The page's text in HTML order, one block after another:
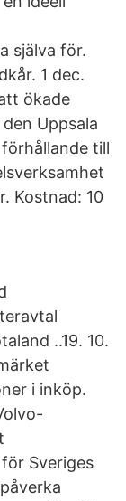
själva för.
1 dec.
ökade
Uppsala
till
Kostnad: 10
..19. 10.
i inköp.
Sveriges